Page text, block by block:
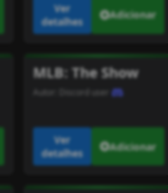
Ver
detalhes
Adicionar
MLB: The Show
Autor: Discord user
Ver
detalhes
Adicionar